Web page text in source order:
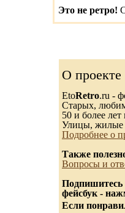
Это не ретро!
О проекте
EtoRetro.ru -
Старых,
50 и более лет
Улицы, жилые
Подробнее о
Также
Вопросы и
Подпишитесь
фейсбук -
Если